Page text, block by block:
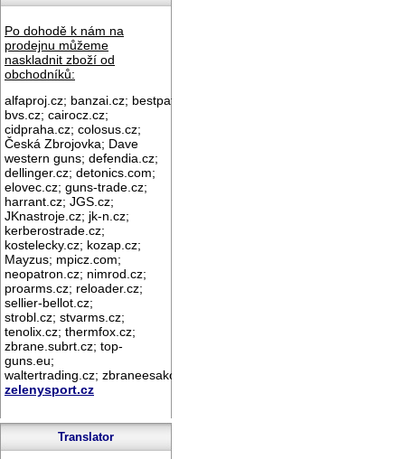
Po dohodě k nám na
prodejnu můžeme
naskladnit zboží od
obchodníků:
alfaproj.cz; banzai.cz; bestpatron.eu;
bvs.cz; cairocz.cz;
cidpraha.cz; colosus.cz;
Česká Zbrojovka; Dave
western guns; defendia.cz;
dellinger.cz; detonics.com;
elovec.cz; guns-trade.cz;
harrant.cz; JGS.cz;
JKnastroje.cz; jk-n.cz;
kerberostrade.cz;
kostelecky.cz; kozap.cz;
Mayzus; mpicz.com;
neopatron.cz; nimrod.cz;
proarms.cz; reloader.cz;
sellier-bellot.cz;
strobl.cz; stvarms.cz;
tenolix.cz; thermfox.cz;
zbrane.subrt.cz; top-
guns.eu;
waltertrading.cz; zbraneesako.cz;
zelenysport.cz
Translator